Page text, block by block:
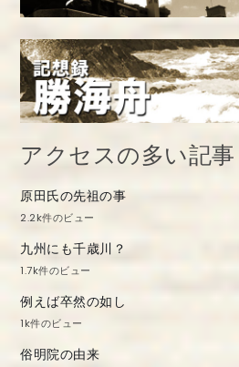
アクセスの多い記事
原田氏の先祖の事
2.2k件のビュー
九州にも千歳川？
1.7k件のビュー
例えば卒然の如し
1k件のビュー
俗明院の由来